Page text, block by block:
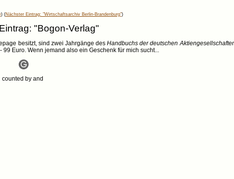
) (Nächster Eintrag: "Wirtschaftsarchiv Berlin-Brandenburg")
"Bogon-Verlag"
besitzt, sind zwei Jahrgänge desHandbuchs der deutschen
Euro. Wenn jemand also ein Geschenk für mich sucht...
counted by and